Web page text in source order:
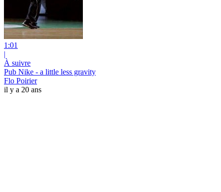
1:01
|
À suivre
Pub Nike - a little less gravity
Flo Poirier
il y a 20 ans